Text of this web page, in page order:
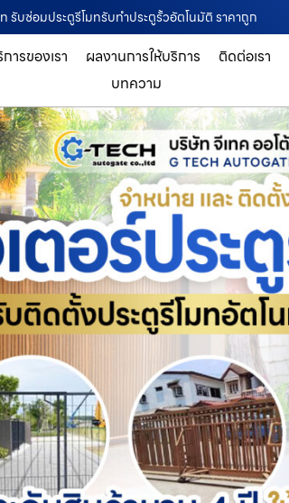
รับซ่อมประตูรีโมทรับทำประตูรั้วอัตโนมัติ ราคาถูก
ารของเรา ผลงานการให้บริการ ติดต่อเรา
บทความ